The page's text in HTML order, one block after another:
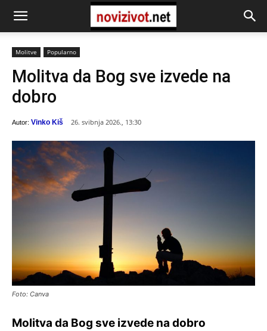
Molitve Popularno
Molitva da Bog sve izvede na
dobro
Autor: Vinko Kiš 26. svibnja 2026., 13:30
Foto: Canva
Molitva da Bog sve izvede na dobro